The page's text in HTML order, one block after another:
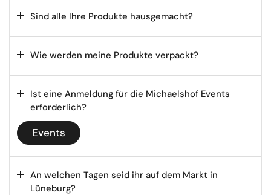
Sind alle Ihre Produkte hausgemacht?
Wie werden meine Produkte verpackt?
Ist eine Anmeldung für die Michaelshof Events
erforderlich?
Events
An welchen Tagen seid ihr auf dem Markt in
Lüneburg?